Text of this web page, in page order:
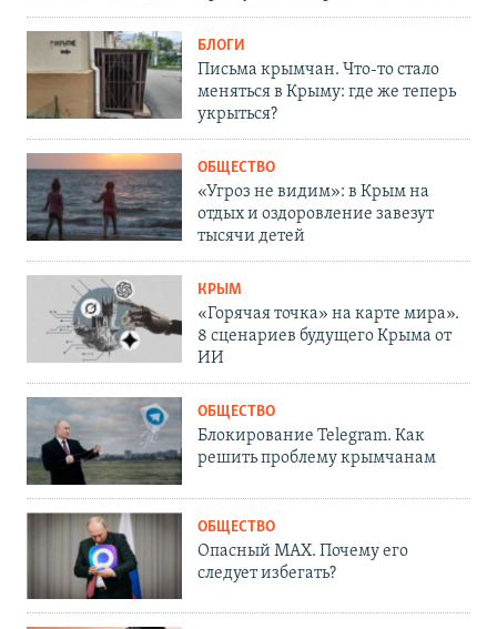
БЛОГИ
Письма крымчан. Что-то стало
меняться в Крыму: где же теперь
укрыться?
ОБЩЕСТВО
«Угроз не видим»: в Крым на
отдых и оздоровление завезут
тысячи детей
КРЫМ
«Горячая точка» на карте мира».
8 сценариев будущего Крыма от
ИИ
ОБЩЕСТВО
Блокирование Telegram. Как
решить проблему крымчанам
ОБЩЕСТВО
Опасный MAX. Почему его
следует избегать?